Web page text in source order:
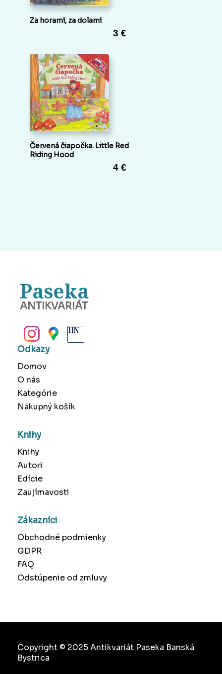
Za horami, za dolami
3 €
Červená čiapočka. Little Red
Riding Hood
4 €
Paseka
ANTIKVARIÁT
Odkazy
Domov
O nás
Kategórie
Nákupný košík
Knihy
Knihy
Autori
Edície
Zaujímavosti
Zákazníci
Obchodné podmienky
GDPR
FAQ
Odstúpenie od zmluvy
Copyright © 2025 Antikvariát Paseka Banská
Bystrica